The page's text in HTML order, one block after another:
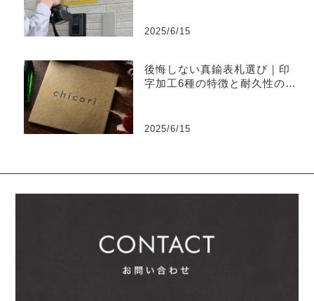
2025/6/15
後悔しない真鍮表札選び｜印
字加工6種の特徴と耐久性の違
2025/6/15